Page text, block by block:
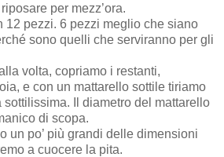
per mezz’ora.
12 pezzi. 6 pezzi meglio che siano
sono quelli che serviranno per gli
volta, copriamo i restanti,
e con un mattarello sottile tiriamo
sottilissima. Il diametro del mattarello
di scopa.
un po’ più grandi delle dimensioni
a cuocere la pita.